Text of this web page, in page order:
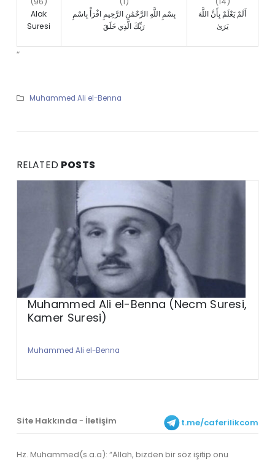
Alak
Suresi
بِسْمِ اللَّهِ الرَّحْمَٰنِ الرَّحِيمِ اقْرَأْ بِاسْمِ
رَبِّكَ الَّذِي خَلَقَ
أَلَمْ يَعْلَمْ بِأَنَّ اللَّهَ
يَرَىٰ
“
Muhammed Ali el-Benna
RELATED POSTS
Muhammed Ali el-Benna (Necm Suresi,
Kamer Suresi)
Muhammed Ali el-Benna
Site Hakkında - İletişim t.me/caferilikcom
Hz. Muhammed(s.a.a): “Allah, bizden bir söz işitip onu